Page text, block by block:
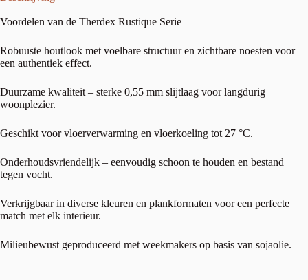
Voordelen van de Therdex Rustique Serie
Robuuste houtlook met voelbare structuur en zichtbare noesten voor
een authentiek effect.
Duurzame kwaliteit – sterke 0,55 mm slijtlaag voor langdurig
woonplezier.
Geschikt voor vloerverwarming en vloerkoeling tot 27 °C.
Onderhoudsvriendelijk – eenvoudig schoon te houden en bestand
tegen vocht.
Verkrijgbaar in diverse kleuren en plankformaten voor een perfecte
match met elk interieur.
Milieubewust geproduceerd met weekmakers op basis van sojaolie.